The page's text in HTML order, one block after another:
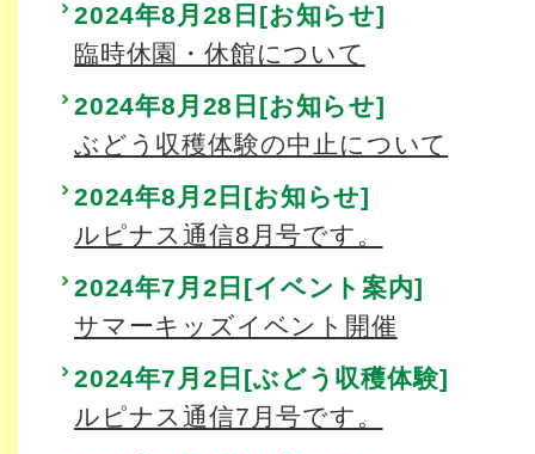
2024年8月28日[お知らせ]
臨時休園・休館について
2024年8月28日[お知らせ]
ぶどう収穫体験の中止について
2024年8月2日[お知らせ]
ルピナス通信8月号です。
2024年7月2日[イベント案内]
サマーキッズイベント開催
2024年7月2日[ぶどう収穫体験]
ルピナス通信7月号です。